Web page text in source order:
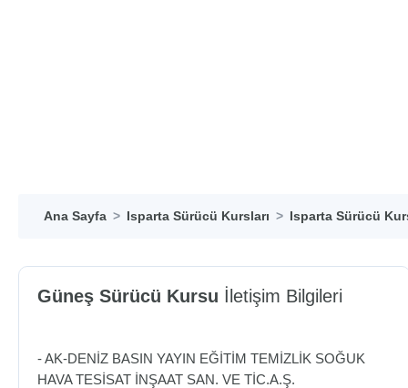
Ana Sayfa Isparta Sürücü Kursları Isparta Sürücü
Güneş Sürücü Kursu İletişim Bilgileri
- AK-DENİZ BASIN YAYIN EĞİTİM TEMİZLİK SOĞUK
HAVA TESİSAT İNŞAAT SAN. VE TİC.A.Ş.